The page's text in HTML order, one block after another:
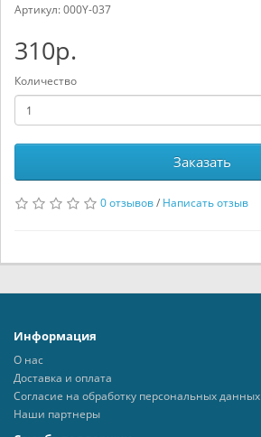
Артикул:000Y-037
310р.
Количество
Заказать
0 отзывов/ Написать отзыв
Информация
О нас
Доставка и оплата
Согласие на обработку персональных данных
Наши партнеры